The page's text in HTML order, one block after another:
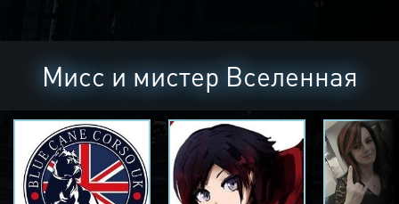
Мисс и мистер Вселенная